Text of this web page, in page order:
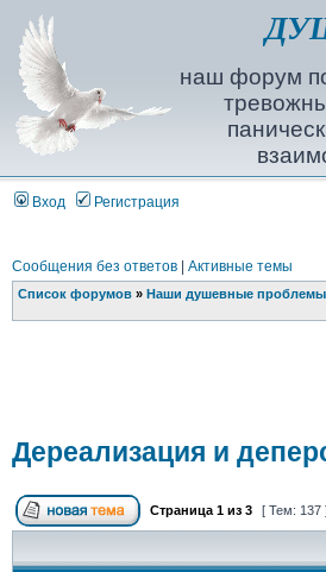
наш форум
Вход Регистрация
Сообщения без ответов| Активные темы
Список форумов» Наши душевные проблемы
Дереализация и
Страница 1из 3 [ Тем: 137